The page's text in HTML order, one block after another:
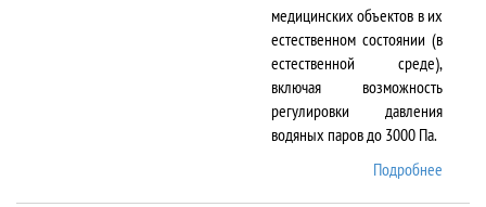
медицинских объектов в их
естественном состоянии (в
естественной среде),
включая возможность
регулировки давления
водяных паров до 3000 Па.
Подробнее